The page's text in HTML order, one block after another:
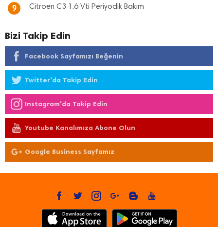
9 Citroen C3 1.6 Vti Periyodik Bakım
Bizi Takip Edin
Facebook Sayfamızı Beğenin
Twitter'da Takip Edin
Instagram'da Takip Edin
Youtube Kanalımıza Abone Olun
Google Business Sayfamız